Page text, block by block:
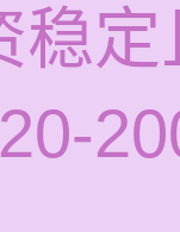
稳